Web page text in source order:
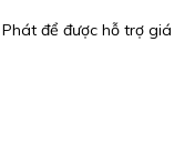
để được hỗ trợ giá